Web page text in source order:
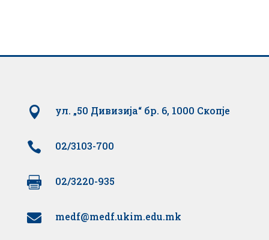
 ул. „50 Дивизија“ бр. 6, 1000 Скопје
 02/3103-700
 02/3220-935
 medf@medf.ukim.edu.mk